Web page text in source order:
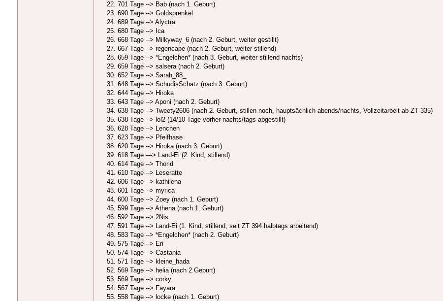
701 Tage --> Bab (nach 1. Geburt)
690 Tage --> Goldsprenkel
689 Tage --> Alyctra
680 Tage --> Ica
668 Tage --> Milkyway_6 (nach 2. Geburt, weiter gestillt)
667 Tage --> regencape (nach 2. Geburt, weiter stillend)
659 Tage --> *Engelchen* (nach 3. Geburt, weiter stillend nachts)
659 Tage --> salsera (nach 2. Geburt)
652 Tage --> Sarah_88_
648 Tage --> SchudisSchatz (nach 3. Geburt)
644 Tage --> Hiroka
643 Tage --> Aponi (nach 2. Geburt)
638 Tage --> Tweety2606 (nach 2. Geburt, stillen noch, hauptsächlich abends/nachts, Vollzeitarbeit ab ZT 335)
638 Tage --> lol2 (14/10 Tage vorher nachts/tags abgestillt)
628 Tage --> Lenchen
623 Tage --> Pfeifhase
620 Tage --> Hiroka (nach 3. Geburt)
618 Tage —> Land-Ei (2. Kind, stillend)
614 Tage --> Thorid
610 Tage --> Leseratte
606 Tage --> kathilena
601 Tage --> myrica
600 Tage --> Zoey (nach 1. Geburt)
599 Tage --> Athena (nach 1. Geburt)
592 Tage --> 2Nis
591 Tage --> Land-Ei (1. Kind, stillend, seit ZT 394 halbtags arbeitend)
583 Tage --> *Engelchen* (nach 2. Geburt)
575 Tage --> Eri
574 Tage --> Castania
571 Tage --> kleine_hada
569 Tage --> helia (nach 2.Geburt)
569 Tage --> corky
567 Tage --> Fayara
558 Tage --> locke (nach 1. Geburt)